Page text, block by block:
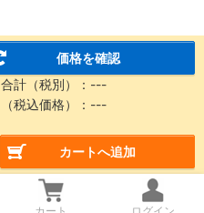
価格を確認
合計（税別）： ---
（税込価格）： ---
カートへ追加